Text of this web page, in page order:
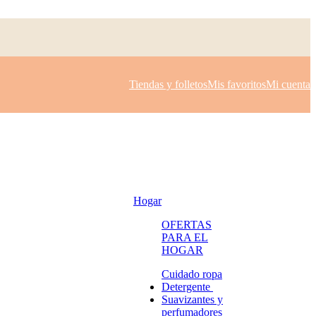
Tiendas y folletosMis favoritosMi cuenta
Hogar
OFERTAS
PARA EL
HOGAR
Cuidado ropa
Detergente
Suavizantes y
perfumadores